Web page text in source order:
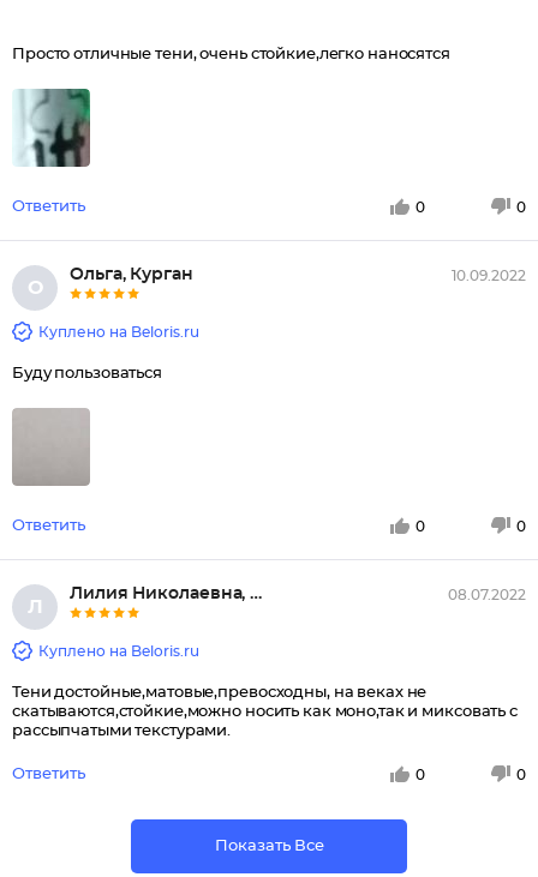
Просто отличные тени, очень стойкие,легко наносятся
Ответить 0 0
О
Ольга, Курган 10.09.2022
Куплено на Beloris.ru
Буду пользоваться
Ответить 0 0
Л
Лилия Николаевна, Челябинск 08.07.2022
Куплено на Beloris.ru
Тени достойные,матовые,превосходны, на веках не
скатываются,стойкие,можно носить как моно,так и миксовать с
рассыпчатыми текстурами.
Ответить 0 0
Показать Все